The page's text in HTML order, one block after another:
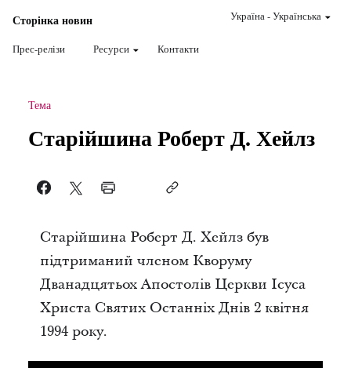
Сторінка новин
Прес-релізи Ресурси Контакти
Україна-Українська
Тема
Старійшина Роберт Д. Хейлз
Старійшина Роберт Д. Хейлз був
підтриманий членом Кворуму
Дванадцятьох Апостолів Церкви Ісуса
Христа Святих Останніх Днів 2 квітня
1994 року.